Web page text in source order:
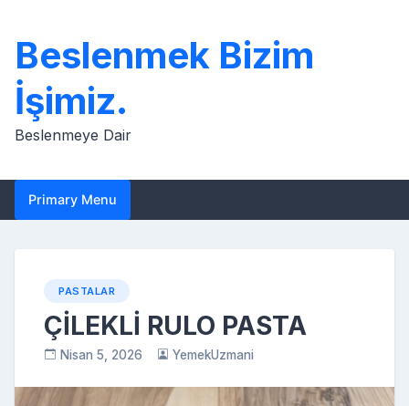
content
Beslenmek Bizim
İşimiz.
Beslenmeye Dair
Primary Menu
PASTALAR
ÇİLEKLİ RULO PASTA
Nisan 5, 2026 YemekUzmani